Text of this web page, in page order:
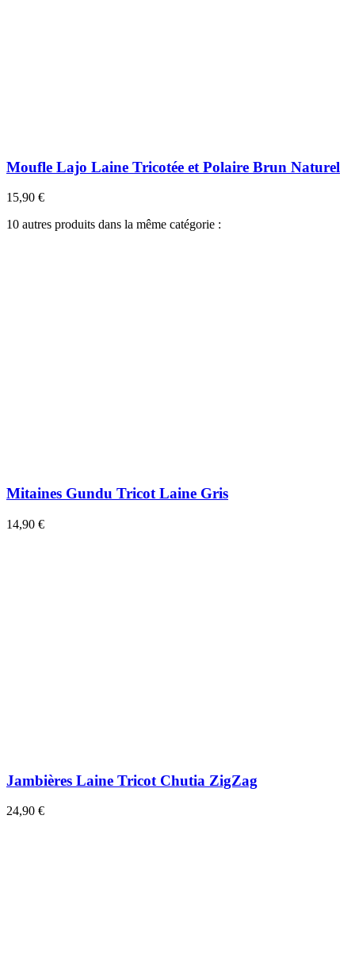
Moufle Lajo Laine Tricotée et Polaire Brun Naturel
15,90 €
10 autres produits dans la même catégorie :
Mitaines Gundu Tricot Laine Gris
14,90 €
Jambières Laine Tricot Chutia ZigZag
24,90 €